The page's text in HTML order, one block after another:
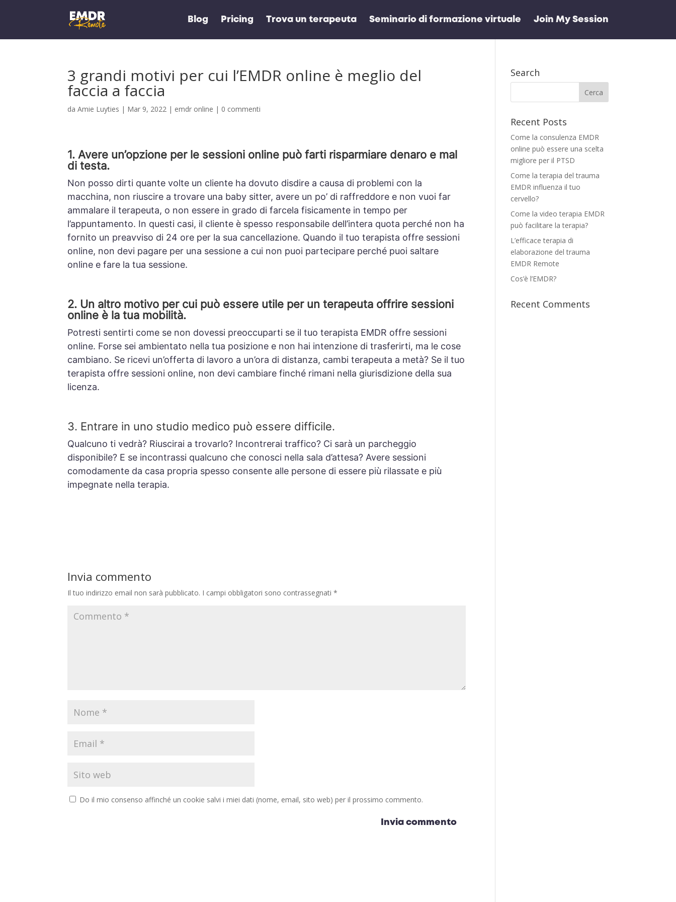
Blog Pricing Trova un terapeuta Seminario di formazione virtuale Join My Session
3 grandi motivi per cui l’EMDR online è meglio del
faccia a faccia
daAmie Luyties | Mar 9, 2022 | emdr online | 0 commenti
1. Avere un’opzione per le sessioni online può farti risparmiare denaro e mal
di testa.
Non posso dirti quante volte un cliente ha dovuto disdire a causa di problemi con la
macchina, non riuscire a trovare una baby sitter, avere un po’ di raffreddore e non vuoi far
ammalare il terapeuta, o non essere in grado di farcela fisicamente in tempo per
l’appuntamento. In questi casi, il cliente è spesso responsabile dell’intera quota perché non ha
fornito un preavviso di 24 ore per la sua cancellazione. Quando il tuo terapista offre sessioni
online, non devi pagare per una sessione a cui non puoi partecipare perché puoi saltare
online e fare la tua sessione.
2. Un altro motivo per cui può essere utile per un terapeuta offrire sessioni
online è la tua mobilità.
Potresti sentirti come se non dovessi preoccuparti se il tuo terapista EMDR offre sessioni
online. Forse sei ambientato nella tua posizione e non hai intenzione di trasferirti, ma le cose
cambiano. Se ricevi un’offerta di lavoro a un’ora di distanza, cambi terapeuta a metà? Se il tuo
terapista offre sessioni online, non devi cambiare finché rimani nella giurisdizione della sua
licenza.
3. Entrare in uno studio medico può essere difficile.
Qualcuno ti vedrà? Riuscirai a trovarlo? Incontrerai traffico? Ci sarà un parcheggio
disponibile? E se incontrassi qualcuno che conosci nella sala d’attesa? Avere sessioni
comodamente da casa propria spesso consente alle persone di essere più rilassate e più
impegnate nella terapia.
Invia commento
Il tuo indirizzo email non sarà pubblicato. I campi obbligatori sono contrassegnati*
Do il mio consenso affinché un cookie salvi i miei dati (nome, email, sito web) per il prossimo commento.
Search
Recent Posts
Come la consulenza EMDR
online può essere una scelta
migliore per il PTSD
Come la terapia del trauma
EMDR influenza il tuo
cervello?
Come la video terapia EMDR
può facilitare la terapia?
L’efficace terapia di
elaborazione del trauma
EMDR Remote
Cos’è l’EMDR?
Recent Comments